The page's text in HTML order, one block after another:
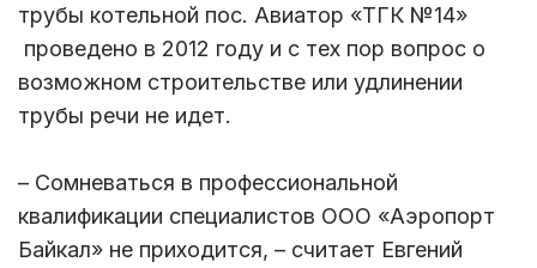
трубы котельной пос. Авиатор «ТГК №14»
проведено в 2012 году и с тех пор вопрос о
возможном строительстве или удлинении
трубы речи не идет.
– Сомневаться в профессиональной
квалификации специалистов ООО «Аэропорт
Байкал» не приходится, – считает Евгений